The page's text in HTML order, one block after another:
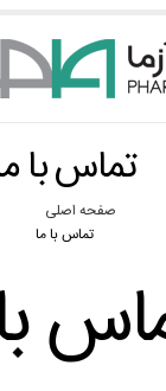
تماس با
صفحه اصلی
تماس با ما